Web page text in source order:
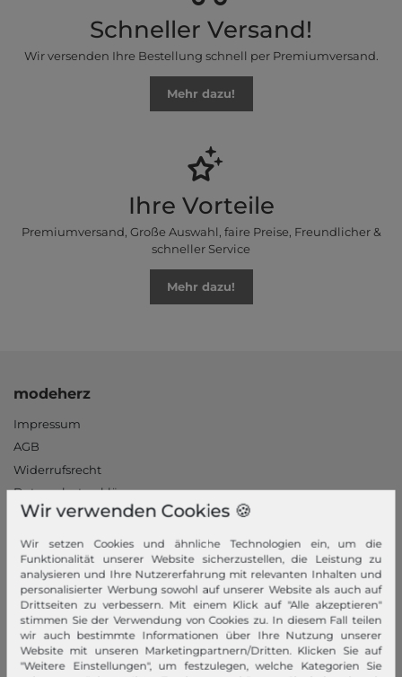
Schneller Versand!
Wir versenden Ihre Bestellung schnell per Premiumversand.
Mehr dazu!
Ihre Vorteile
Premiumversand, Große Auswahl, faire Preise, Freundlicher &
schneller Service
Mehr dazu!
modeherz
Impressum
AGB
Widerrufsrecht
Datenschutzerklärung
Datenschutzeinstellungen
Barrierefreiheitserklärung
Jobs
Unsere Stores
Mein Konto
Login
Wir verwenden Cookies 🍪
Wir setzen Cookies und ähnliche Technologien ein, um die
Funktionalität unserer Website sicherzustellen, die Leistung zu
analysieren und Ihre Nutzererfahrung mit relevanten Inhalten und
personalisierter Werbung sowohl auf unserer Website als auch auf
Drittseiten zu verbessern. Mit einem Klick auf "Alle akzeptieren"
stimmen Sie der Verwendung von Cookies zu. In diesem Fall teilen
wir auch bestimmte Informationen über Ihre Nutzung unserer
Website mit unseren Marketingpartnern/Dritten. Klicken Sie auf
"Weitere Einstellungen", um festzulegen, welche Kategorien Sie